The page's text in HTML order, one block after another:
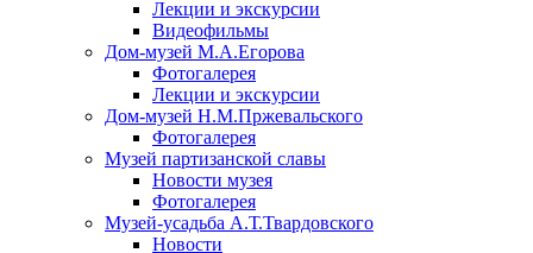
Лекции и экскурсии
Видеофильмы
Дом-музей М.А.Егорова
Фотогалерея
Лекции и экскурсии
Дом-музей Н.М.Пржевальского
Фотогалерея
Музей партизанской славы
Новости музея
Фотогалерея
Музей-усадьба А.Т.Твардовского
Новости